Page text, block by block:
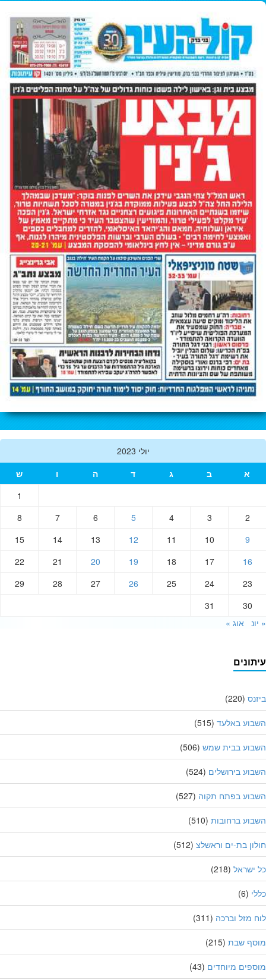
יולי 2023
10
12
13
14
15
16
17
18
19
20
22
23
24
25
26
27
28
29
30
אוג »
(220)
באלעד(515)
בבית שמש(506)
בירושלים(524)
בפתח תקוה(527)
ברחובות(510)
בת-ים וראשלצ(512)
(218)
(6)
מזל וברכה(311)
שבת(215)
מיוחדים(43)